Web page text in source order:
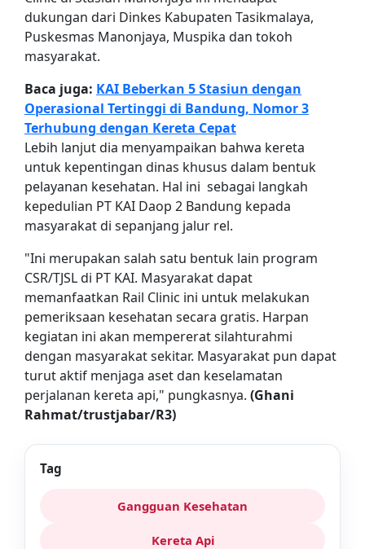
dukungan dari Dinkes Kabupaten Tasikmalaya,
Puskesmas Manonjaya, Muspika dan tokoh
masyarakat.
Baca juga: KAI Beberkan 5 Stasiun dengan
Operasional Tertinggi di Bandung, Nomor 3
Terhubung dengan Kereta Cepat
Lebih lanjut dia menyampaikan bahwa kereta
untuk kepentingan dinas khusus dalam bentuk
pelayanan kesehatan. Hal ini sebagai langkah
kepedulian PT KAI Daop 2 Bandung kepada
masyarakat di sepanjang jalur rel.
"Ini merupakan salah satu bentuk lain program
CSR/TJSL di PT KAI. Masyarakat dapat
memanfaatkan Rail Clinic ini untuk melakukan
pemeriksaan kesehatan secara gratis. Harpan
kegiatan ini akan mempererat silahturahmi
dengan masyarakat sekitar. Masyarakat pun dapat
turut aktif menjaga aset dan keselamatan
perjalanan kereta api," pungkasnya. (Ghani
Rahmat/trustjabar/R3)
Tag
Gangguan Kesehatan
Kereta Api